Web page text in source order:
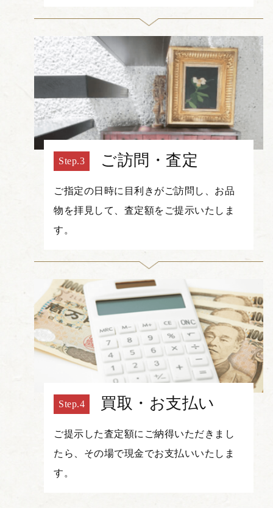
ご訪問・査定
ご指定の日時に目利きがご訪問し、お品
物を拝見して、査定額をご提示いたしま
す。
買取・お支払い
ご提示した査定額にご納得いただきまし
たら、その場で現金でお支払いいたしま
す。